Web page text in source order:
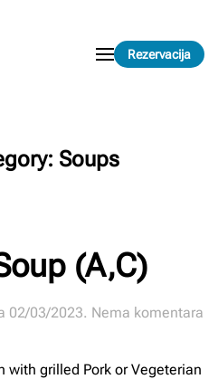
Rezervacija
Soups
(A,C)
02/03/2023. Nema komentarana
with grilled Pork or Vegeterian